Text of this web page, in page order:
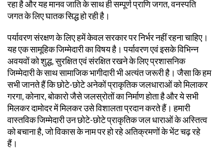
रहा है और यह मानव जाति के साथ ही सम्पूर्ण प्राणि जगत, वनस्पति
जगत के लिए घातक सिद्ध हो रही है।
पर्यावरण संरक्षण के लिए हमें केवल सरकार पर निर्भर नहीं रहना चाहिए।
यह एक सामूहिक जिम्मेदारी का विषय है। पर्यावरण एवं इसके विभिन्न
अवयवों को शुद्ध, सुरक्षित एवं संरक्षित रखने के लिए प्रशासनिक
जिम्मेदारी के साथ सामाजिक भागीदारी भी अत्यंत जरूरी है। जैसा कि हम
सभी जानते हैं कि छोटे-छोटे अनेकों प्राकृतिक जलधाराओं को मिलाकर
गरगा, कोनार, बोकारो जैसे जलस्रोतों का निर्माण होता है और ये सभी
मिलकर दामोदर में मिलकर उसे विशालता प्रदान करते हैं। हमारी
वास्तविक जिम्मेदारी उन छोटे-छोटे प्राकृतिक जल धाराओं के अस्तित्व
को बचाना है, जो विकास के नाम पर हो रहे अतिक्रमणों के भेंट चढ़ रहे
हैं।